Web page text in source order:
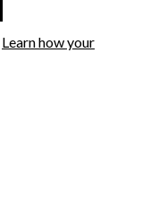
Learn how your